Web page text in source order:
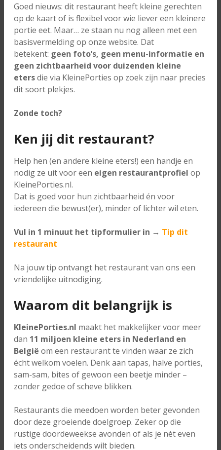
Goed nieuws: dit restaurant heeft kleine gerechten
op de kaart of is flexibel voor wie liever een kleinere
portie eet. Maar… ze staan nu nog alleen met een
basisvermelding op onze website. Dat
betekent: geen foto’s, geen menu-informatie en
geen zichtbaarheid voor duizenden kleine
etersdie via KleinePorties op zoek zijn naar precies
dit soort plekjes.
Zonde toch?
Ken jij dit restaurant?
Help hen (en andere kleine eters!) een handje en
nodig ze uit voor een eigen restaurantprofiel op
KleinePorties.nl.
Dat is goed voor hun zichtbaarheid én voor
iedereen die bewust(er), minder of lichter wil eten.
Vul in 1 minuut het tipformulier in → Tip dit
restaurant
Na jouw tip ontvangt het restaurant van ons een
vriendelijke uitnodiging.
Waarom dit belangrijk is
KleinePorties.nl maakt het makkelijker voor meer
dan 11 miljoen kleine eters in Nederland en
België om een restaurant te vinden waar ze zich
écht welkom voelen. Denk aan tapas, halve porties,
sam-sam, bites of gewoon een beetje minder –
zonder gedoe of scheve blikken.
Restaurants die meedoen worden beter gevonden
door deze groeiende doelgroep. Zeker op die
rustige doordeweekse avonden of als je nét even
iets onderscheidends wilt bieden.